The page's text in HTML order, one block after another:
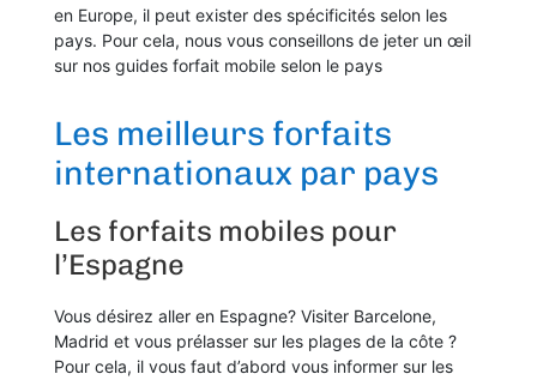
en Europe, il peut exister des spécificités selon les
pays. Pour cela, nous vous conseillons de jeter un œil
sur nos guides forfait mobile selon le pays
Les meilleurs forfaits
internationaux par pays
Les forfaits mobiles pour
l’Espagne
Vous désirez aller en Espagne? Visiter Barcelone,
Madrid et vous prélasser sur les plages de la côte ?
Pour cela, il vous faut d’abord vous informer sur les